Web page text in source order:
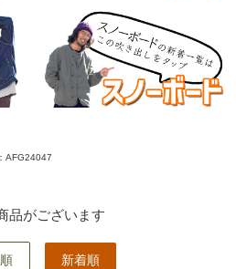
AFG24047
品がございます
新着順